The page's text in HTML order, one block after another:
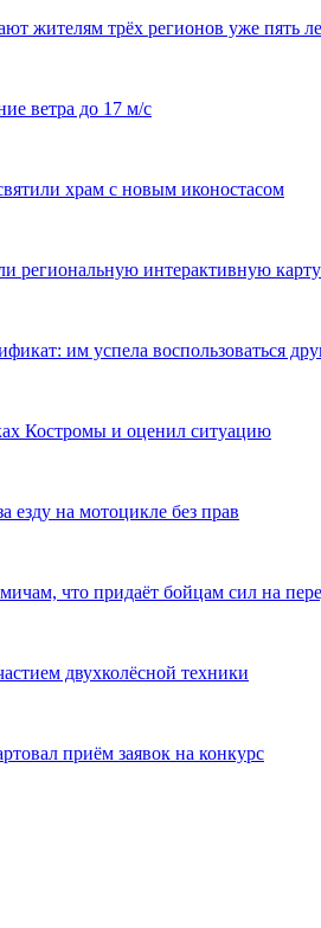
жителям трёх регионов уже пять
ветра до 17 м/с
храм с новым иконостасом
региональную интерактивную
им успела воспользоваться
Костромы и оценил ситуацию
езду на мотоцикле без прав
что придаёт бойцам сил на
двухколёсной техники
приём заявок на конкурс